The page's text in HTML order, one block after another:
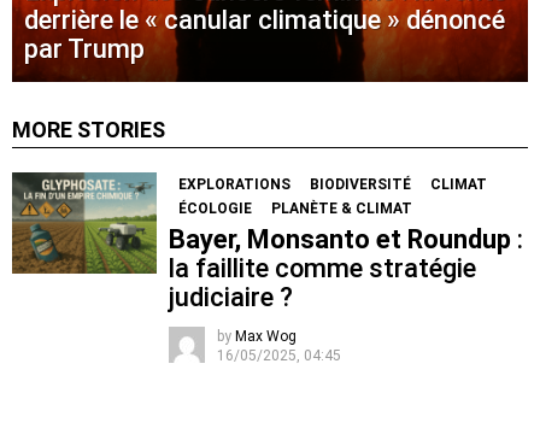
derrière le « canular climatique » dénoncé
par Trump
MORE STORIES
EXPLORATIONS BIODIVERSITÉ
CLIMAT
ÉCOLOGIE
PLANÈTE & CLIMAT
Bayer, Monsanto et Roundup :
la faillite comme stratégie
judiciaire ?
by Max Wog
16/05/2025, 04:45